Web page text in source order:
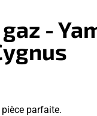
-
parfaite.